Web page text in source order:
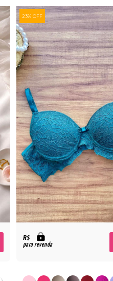
23% OFF
R$
para revenda